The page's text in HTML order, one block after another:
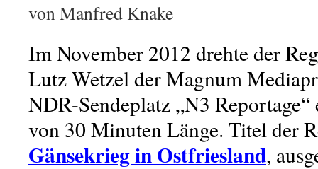
von Manfred Knake
Im November 2012 drehte der
Lutz Wetzel der Magnum
NDR-Sendeplatz „N3
von 30 Minuten Länge. Titel der
Gänsekrieg in Ostfriesland,